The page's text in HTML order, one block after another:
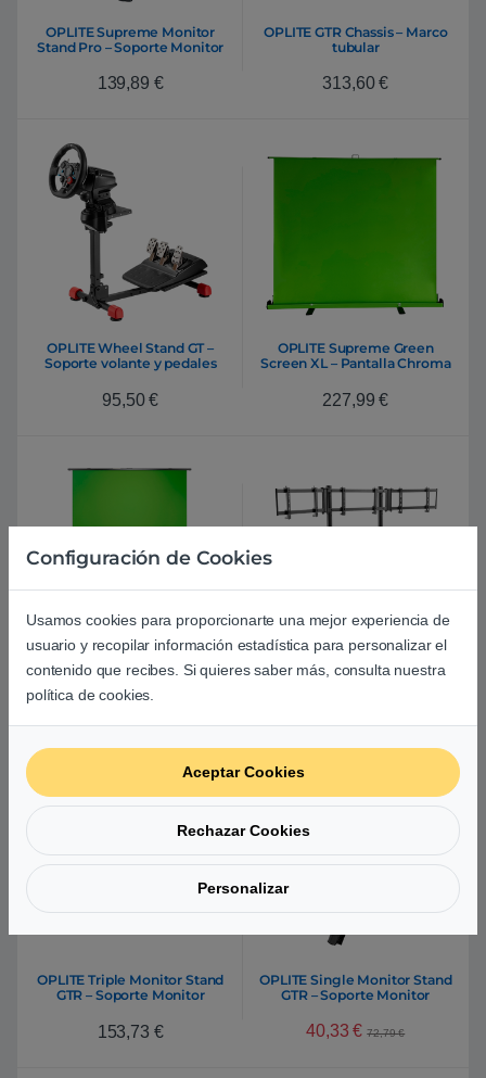
OPLITE Supreme Monitor
Stand Pro – Soporte Monitor
139,89 €
OPLITE GTR Chassis – Marco
tubular
313,60€
OPLITE Wheel Stand GT –
Soporte volante y pedales
95,50€
OPLITE Supreme Green
Screen XL – Pantalla Chroma
227,99€
OPLITE Supreme Green
Screen – Pantalla Chroma
OPLITE Triple Monitor Stand
EX – Soporte Monitor
OPLITE Triple Monitor Stand
GTR – Soporte Monitor
153,73 €
OPLITE Single Monitor Stand
GTR – Soporte Monitor
40,33€ 72,79€
Configuración de Cookies
Usamos cookies para proporcionarte una mejor experiencia de
usuario y recopilar información estadística para personalizar el
contenido que recibes. Si quieres saber más, consulta nuestra
política de cookies.
Aceptar Cookies
Rechazar Cookies
Personalizar